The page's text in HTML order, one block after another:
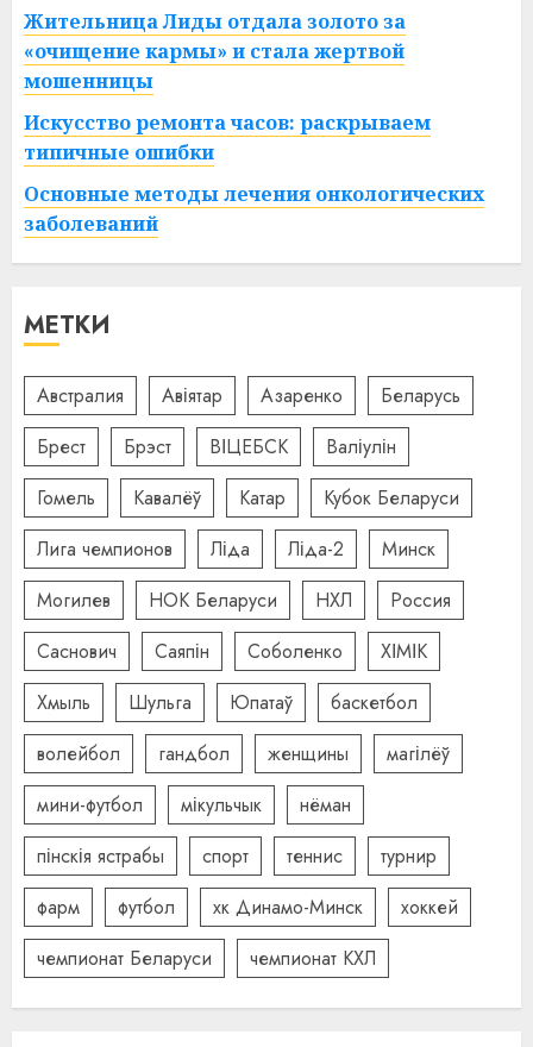
Жительница Лиды отдала золото за
«очищение кармы» и стала жертвой
мошенницы
Искусство ремонта часов: раскрываем
типичные ошибки
Основные методы лечения онкологических
заболеваний
МЕТКИ
Австралия Авіятар Азаренко
Беларусь
Брест
Брэст ВІЦЕБСК
Валіулін
Гомель
Кавалёў Катар
Кубок Беларуси
Лига чемпионов
Ліда Ліда-2
Минск
Могилев
НОК Беларуси НХЛ
Россия
Саснович
Саяпін Соболенко
ХІМІК
Хмыль
Шульга Юпатаў
баскетбол
волейбол
гандбол женщины
магілёў
мини-футбол
мікульчык
нёман
пінскія ястрабы
спорт теннис
турнир
фарм
футбол хк Динамо-Минск
хоккей
чемпионат Беларуси
чемпионат КХЛ